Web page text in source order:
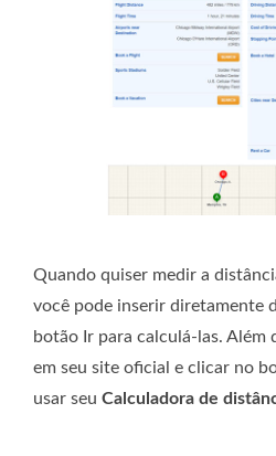
Quando quiser medir a
você pode inserir diretamente
botão Ir para calculá-las. Além
em seu site oficial e clicar no
usar seu Calculadora de